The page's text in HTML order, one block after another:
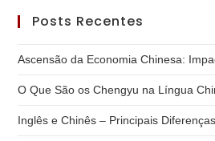
Posts Recentes
Ascensão da Economia Chinesa:
O Que São os Chengyu na Língua
Inglês e Chinês – Principais Diferenças